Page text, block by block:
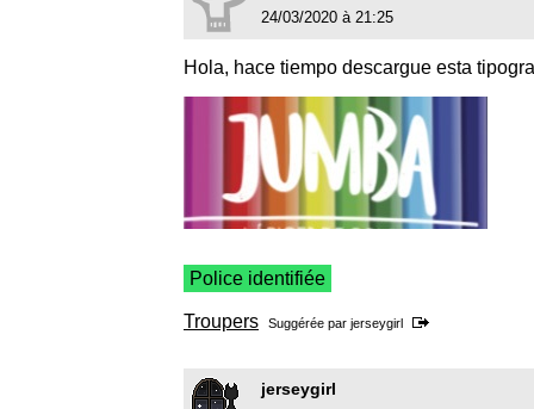
24/03/2020 à 21:25
Hola, hace tiempo descargue esta
Police identifiée
Troupers Suggérée par jerseygirl
jerseygirl